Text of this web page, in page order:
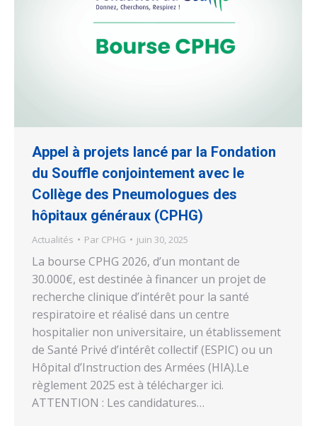
Appel à projets lancé par la Fondation
du Souffle conjointement avec le
Collège des Pneumologues des
hôpitaux généraux (CPHG)
Actualités Par CPHG juin 30, 2025
La bourse CPHG 2026, d’un montant de
30.000€, est destinée à financer un projet de
recherche clinique d’intérêt pour la santé
respiratoire et réalisé dans un centre
hospitalier non universitaire, un établissement
de Santé Privé d’intérêt collectif (ESPIC) ou un
Hôpital d’Instruction des Armées (HIA).Le
règlement 2025 est à télécharger ici.
ATTENTION : Les candidatures…